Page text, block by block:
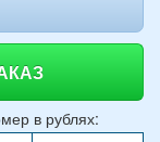
в рублях: